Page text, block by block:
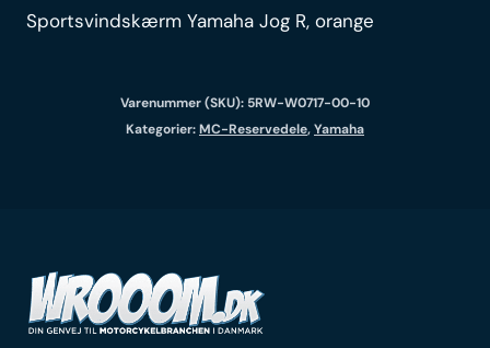
Sportsvindskærm Yamaha Jog R, orange
Varenummer (SKU): 5RW-W0717-00-10
Kategorier:MC-Reservedele,Yamaha